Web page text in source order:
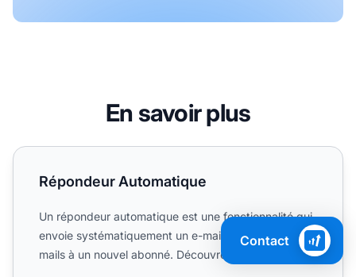
En savoir plus
Répondeur Automatique
Répondeur Automatique
Un répondeur automatique est une fonctionnalité qui
envoie systématiquement un e-mail ou une série d’e-
mails à un nouvel abonné. Découvrez ses avantages,
Contact